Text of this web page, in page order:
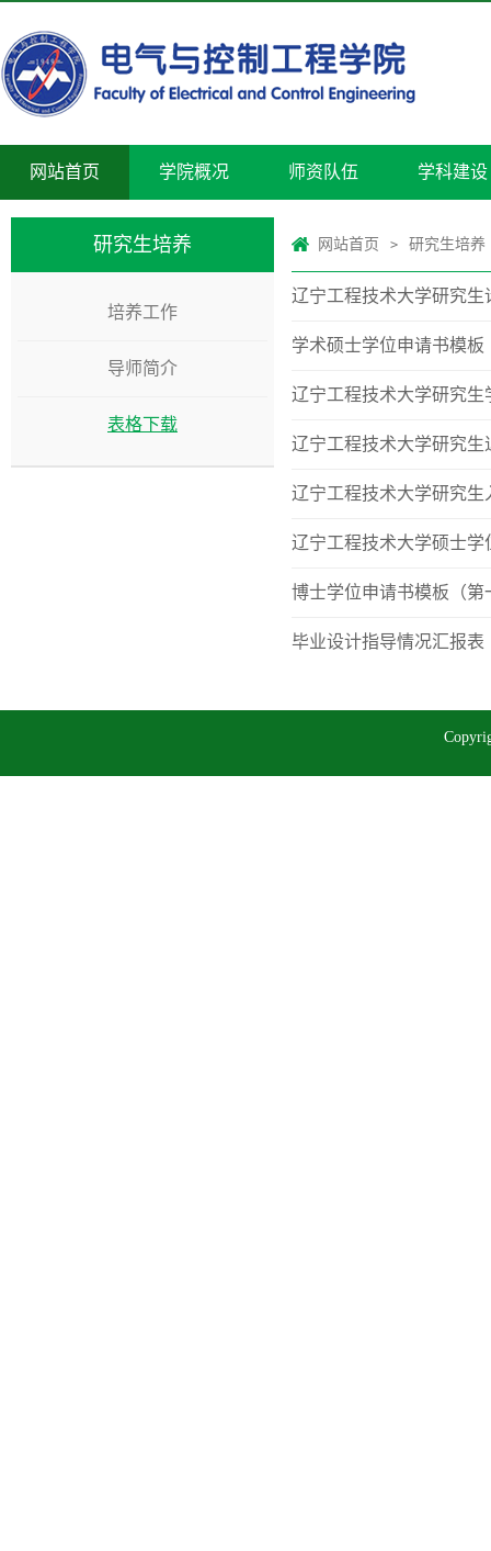
网站首页 学院概况 师资队伍 学科建设
研究生培养
培养工作
导师简介
表格下载
网站首页 > 研究生培养
辽宁工程技术大学研究生
学术硕士学位申请书模
辽宁工程技术大学研究生
辽宁工程技术大学研究生
辽宁工程技术大学研究生
辽宁工程技术大学硕士学
博士学位申请书模板（第
毕业设计指导情况汇报表